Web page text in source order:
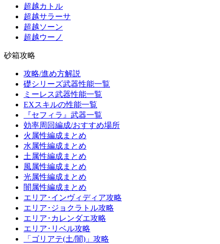
超越カトル
超越サラーサ
超越ソーン
超越ウーノ
砂箱攻略
攻略/進め方解説
礎シリーズ武器性能一覧
ミーレス武器性能一覧
EXスキルの性能一覧
『セフィラ』武器一覧
効率周回編成/おすすめ場所
火属性編成まとめ
水属性編成まとめ
土属性編成まとめ
風属性編成まとめ
光属性編成まとめ
闇属性編成まとめ
エリア･インヴィディア攻略
エリア･ジョクラトル攻略
エリア･カレンダエ攻略
エリア･リベル攻略
「ゴリアテ(土/闇)」攻略